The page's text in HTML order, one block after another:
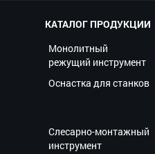
КАТАЛОГ ПРОДУКЦИИ
Монолитный
режущий инструмент
Оснастка для станков
Слесарно-монтажный
инструмент